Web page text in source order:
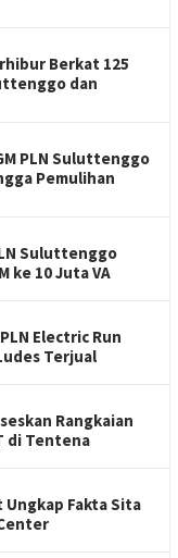
Berkat 125
dan
PLN Suluttenggo
Pemulihan
Suluttenggo
ke 10 Juta VA
Electric Run
Terjual
Rangkaian
di Tentena
Fakta Sita